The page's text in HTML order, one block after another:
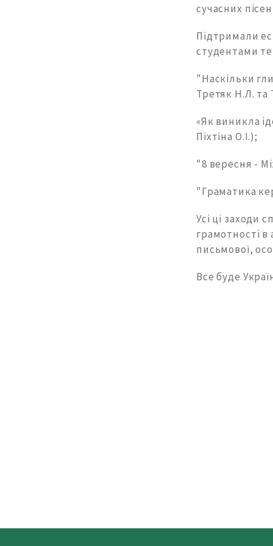
сучасних
Підтримали
студентами
"Наскільки
Третяк Н.Л. та
«Як виникла
Піхтіна О.І.);
"8 вересня -
"Граматика
Усі ці заходи
грамотності в
письмової,
Все буде